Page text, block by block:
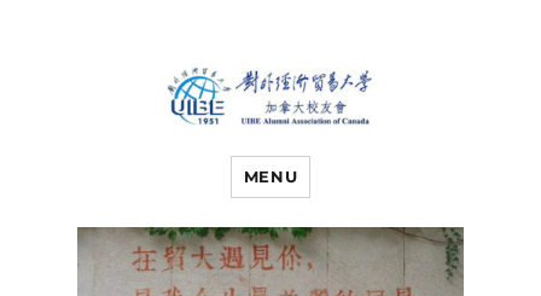
对外经济贸易
大学加拿大校
MENU